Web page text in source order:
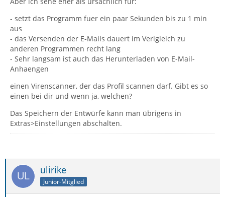
- setzt das Programm fuer ein paar Sekunden bis zu 1 min
aus
- das Versenden der E-Mails dauert im Verlgleich zu
anderen Programmen recht lang
- Sehr langsam ist auch das Herunterladen von E-Mail-
Anhaengen
einen Virenscanner, der das Profil scannen darf. Gibt es so
einen bei dir und wenn ja, welchen?
Das Speichern der Entwürfe kann man übrigens in
Extras>Einstellungen abschalten.
ulirike
Junior-Mitglied